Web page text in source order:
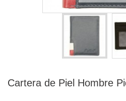
Cartera de Piel Hombre